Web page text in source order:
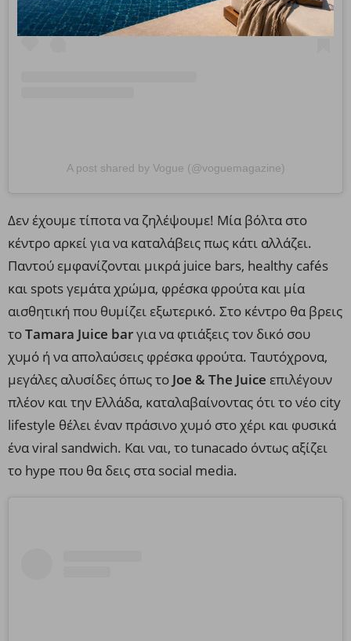
A post shared by Vogue (@voguemagazine)
Δεν έχουμε τίποτα να ζηλέψουμε! Μία βόλτα στο
κέντρο αρκεί για να καταλάβεις πως κάτι αλλάζει.
Παντού εμφανίζονται μικρά juice bars, healthy cafés
και spots γεμάτα χρώμα, φρέσκα φρούτα και μία
αισθητική που θυμίζει εξωτερικό. Στο κέντρο θα βρεις
τοTamara Juice barγια να φτιάξεις τον δικό σου
χυμό ή να απολαύσεις φρέσκα φρούτα. Ταυτόχρονα,
μεγάλες αλυσίδες όπως το Joe & The Juice επιλέγουν
πλέον και την Ελλάδα, καταλαβαίνοντας ότι το νέο city
lifestyle θέλει έναν πράσινο χυμό στο χέρι και φυσικά
ένα viral sandwich. Και ναι, το tunacado όντως αξίζει
το hype που θα δεις στα social media.